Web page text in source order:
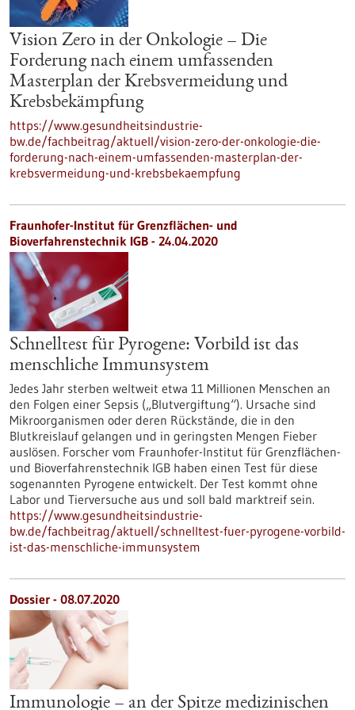
Vision Zero in der Onkologie – Die
Forderung nach einem umfassenden
Masterplan der Krebsvermeidung und
Krebsbekämpfung
https://www.gesundheitsindustrie-
bw.de/fachbeitrag/aktuell/vision-zero-der-onkologie-die-
forderung-nach-einem-umfassenden-masterplan-der-
krebsvermeidung-und-krebsbekaempfung
Fraunhofer-Institut für Grenzflächen- und
Bioverfahrenstechnik IGB - 24.04.2020
Schnelltest für Pyrogene: Vorbild ist das
menschliche Immunsystem
Jedes Jahr sterben weltweit etwa 11 Millionen Menschen an
den Folgen einer Sepsis („Blutvergiftung“). Ursache sind
Mikroorganismen oder deren Rückstände, die in den
Blutkreislauf gelangen und in geringsten Mengen Fieber
auslösen. Forscher vom Fraunhofer-Institut für Grenzflächen-
und Bioverfahrenstechnik IGB haben einen Test für diese
sogenannten Pyrogene entwickelt. Der Test kommt ohne
Labor und Tierversuche aus und soll bald marktreif sein.
https://www.gesundheitsindustrie-
bw.de/fachbeitrag/aktuell/schnelltest-fuer-pyrogene-vorbild-
ist-das-menschliche-immunsystem
Dossier - 08.07.2020
Immunologie – an der Spitze medizinischen